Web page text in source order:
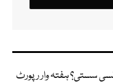
سستی؟ ہفتہ وار رپورٹ